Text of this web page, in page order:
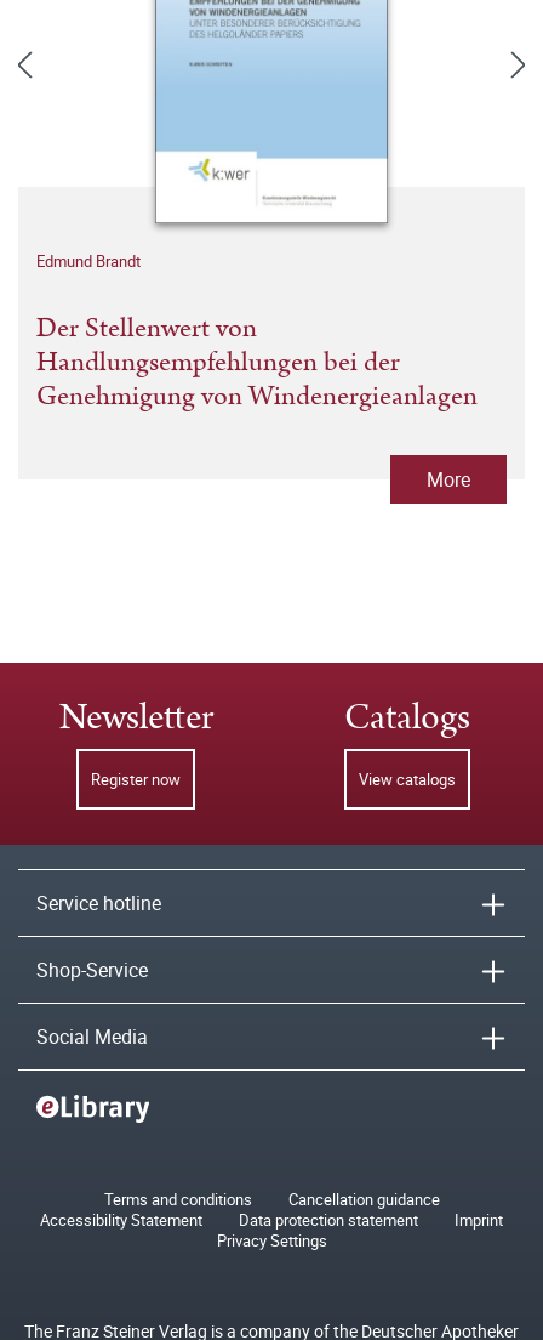
Edmund Brandt
Der Stellenwert von
Handlungsempfehlungen bei der
Genehmigung von Windenergieanlagen
More
Newsletter
Register now
Catalogs
View catalogs
Service hotline
Shop-Service
Social Media
Terms and conditions
Cancellation guidance
Accessibility Statement
Data protection statement
Imprint
Privacy Settings
The Franz Steiner Verlag is a company of the Deutscher Apotheker